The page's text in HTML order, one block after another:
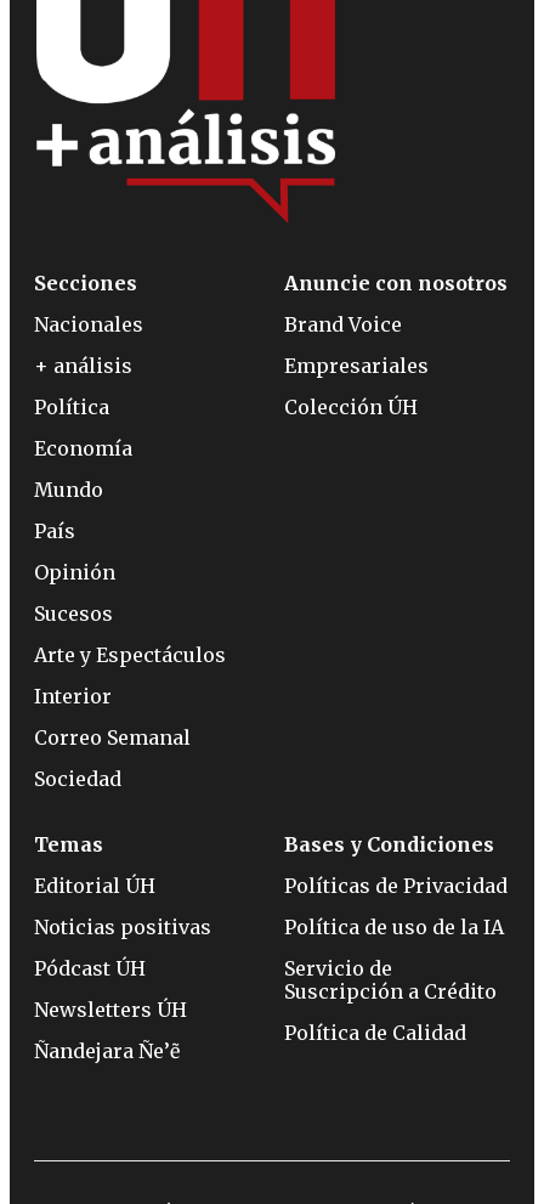
Secciones
Nacionales
+ análisis
Política
Economía
Mundo
País
Opinión
Sucesos
Arte y Espectáculos
Interior
Correo Semanal
Sociedad
Anuncie con nosotros
Brand Voice
Empresariales
Colección ÚH
Temas
Editorial ÚH
Noticias positivas
Pódcast ÚH
Newsletters ÚH
Ñandejara Ñe’ẽ
Bases y Condiciones
Políticas de Privacidad
Política de uso de la IA
Servicio de
Suscripción a Crédito
Política de Calidad